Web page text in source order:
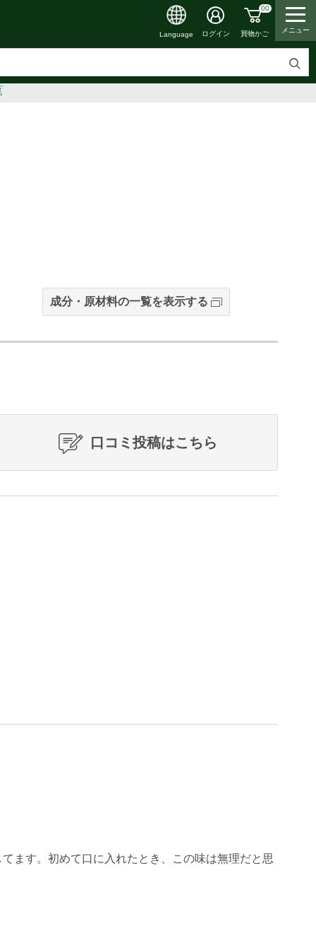
検
Language ログイン
00
買物かご メニュー
成分・原材料の一覧を表示する
口コミ投稿はこちら
ます。初めて口に入れたとき、この味は無理だと思